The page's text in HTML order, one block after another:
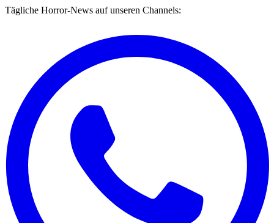
Tägliche Horror-News auf unseren Channels: